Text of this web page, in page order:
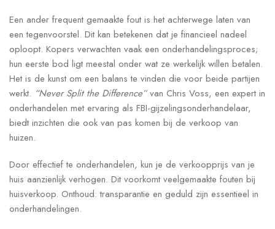
Een ander frequent gemaakte fout is het achterwege laten van
een tegenvoorstel. Dit kan betekenen dat je financieel nadeel
oploopt. Kopers verwachten vaak een onderhandelingsproces;
hun eerste bod ligt meestal onder wat ze werkelijk willen betalen.
Het is de kunst om een balans te vinden die voor beide partijen
werkt. “Never Split the Difference”van Chris Voss, een expert in
onderhandelen met ervaring als FBI-gijzelingsonderhandelaar,
biedt inzichten die ook van pas komen bij de verkoop van
huizen.
Door effectief te onderhandelen, kun je de verkoopprijs van je
huis aanzienlijk verhogen. Dit voorkomt veelgemaakte fouten bij
huisverkoop. Onthoud: transparantie en geduld zijn essentieel in
onderhandelingen.